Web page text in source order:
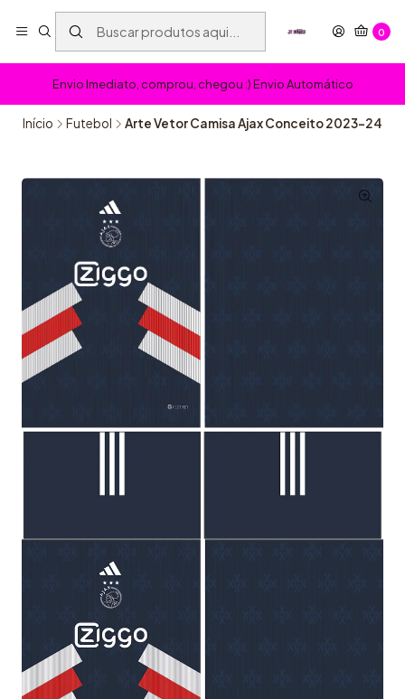
0
Envio Imediato, comprou, chegou :) Envio Automático
Início Futebol Arte Vetor Camisa Ajax Conceito 2023-24